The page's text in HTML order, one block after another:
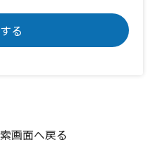
画面へ戻る